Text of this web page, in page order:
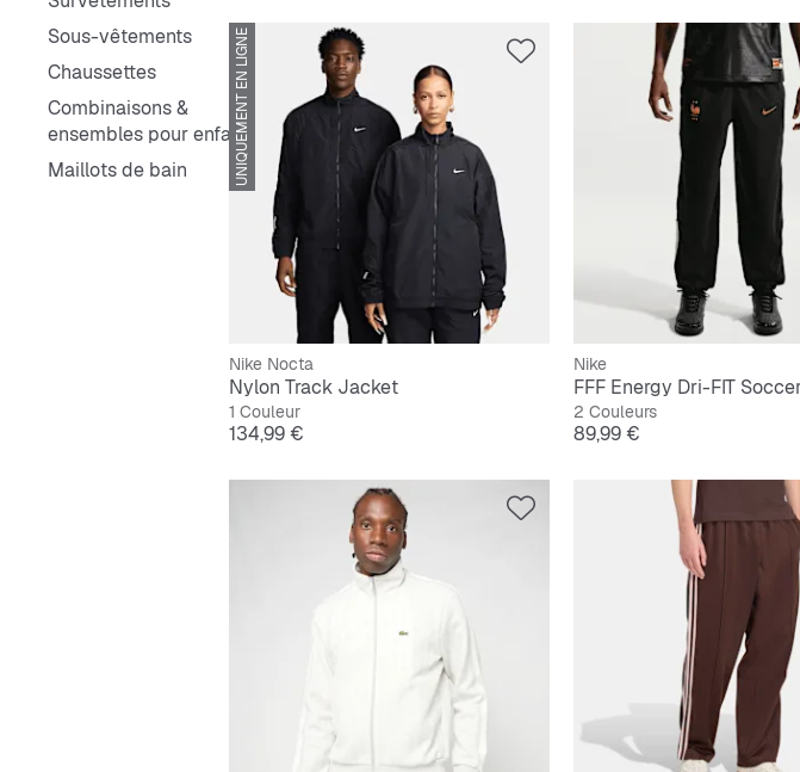
Sous-vêtements
Chaussettes
Combinaisons &
ensembles pour enfants
Maillots de bain
UNIQUEMENT EN LIGNE
Nike Nocta
Nylon Track Jacket
1 Couleur
Prix
134,99 €
Nike
2 Couleurs
Prix
89,99 €